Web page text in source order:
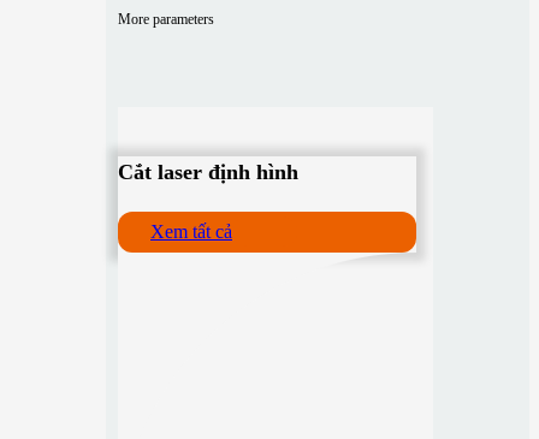
More parameters
Cắt laser định hình
Xem tất cả